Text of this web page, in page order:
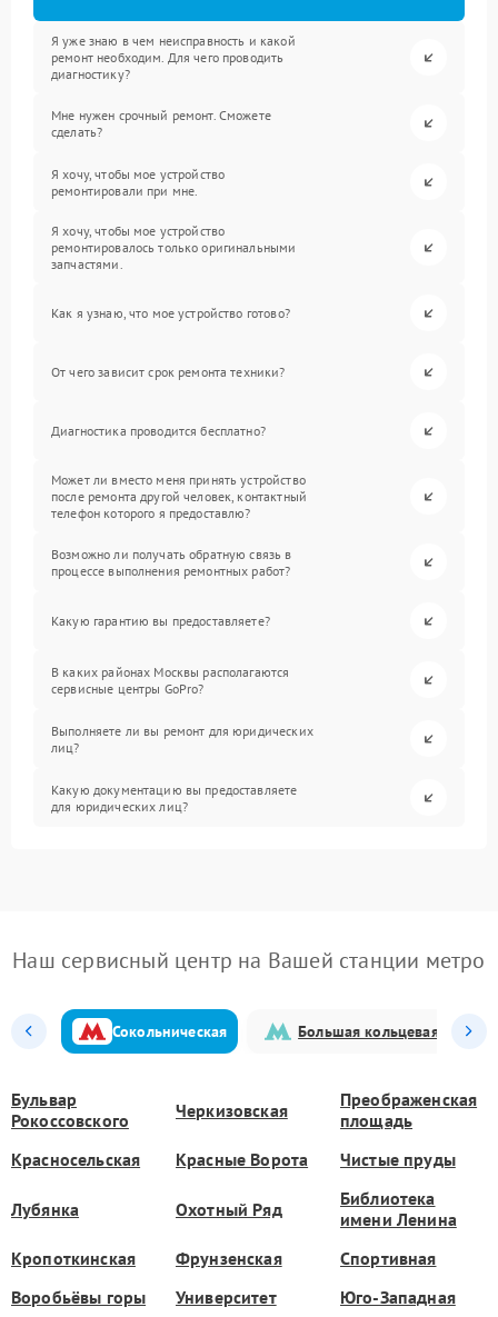
Я уже знаю в чем неисправность и какой
ремонт необходим. Для чего проводить
диагностику?
Мне нужен срочный ремонт. Сможете
сделать?
Я хочу, чтобы мое устройство
ремонтировали при мне.
Я хочу, чтобы мое устройство
ремонтировалось только оригинальными
запчастями.
Как я узнаю, что мое устройство готово?
От чего зависит срок ремонта техники?
Диагностика проводится бесплатно?
Может ли вместо меня принять устройство
после ремонта другой человек, контактный
телефон которого я предоставлю?
Возможно ли получать обратную связь в
процессе выполнения ремонтных работ?
Какую гарантию вы предоставляете?
В каких районах Москвы располагаются
сервисные центры GoPro?
Выполняете ли вы ремонт для юридических
лиц?
Какую документацию вы предоставляете
для юридических лиц?
Наш сервисный центр на Вашей станции метро
Сокольническая Большая кольцевая
Бульвар
Рокоссовского
Черкизовская
Преображенская
площадь
Красносельская
Красные Ворота Чистые пруды
Лубянка Охотный Ряд
Библиотека
имени Ленина
Кропоткинская
Фрунзенская
Спортивная
Воробьёвы горы
Университет Юго-Западная